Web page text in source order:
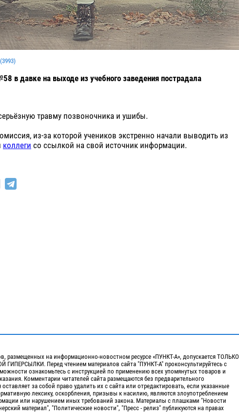
3993)
в давке на выходе из учебного заведения пострадала
травму позвоночника и ушибы.
из-за которой учеников экстренно начали выводить из
коллеги со ссылкой на свой источник информации.
размещенных на информационно-новостном ресурсе «ПУНКТ-А», допускается ТОЛЬКО
Перед чтением материалов сайта "ПУНКТ-А" проконсультируйтесь с
ознакомьтесь с инструкцией по применению всех упомянутых товаров и
Комментарии читателей сайта размещаются без предварительного
за собой право удалить их с сайта или отредактировать, если указанные
лексику, оскорбления, призывы к насилию, являются злоупотреблением
или нарушением иных требований закона. Материалы с плашками "Новости
материал", "Политические новости", "Пресс - релиз" публикуются на правах